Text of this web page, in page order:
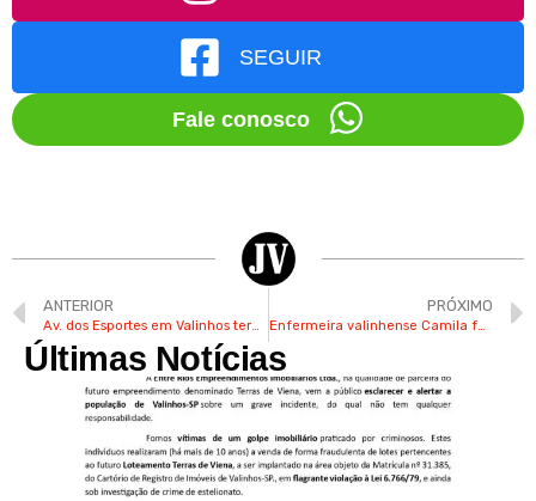
SEGUIR
Fale conosco
ANTERIOR
Av. dos Esportes em Valinhos terá “Rolimã de Rua” neste domingo
PRÓXIMO
Enfermeira valinhense Camila fala sobre importância do aleitamento materno
Últimas Notícias